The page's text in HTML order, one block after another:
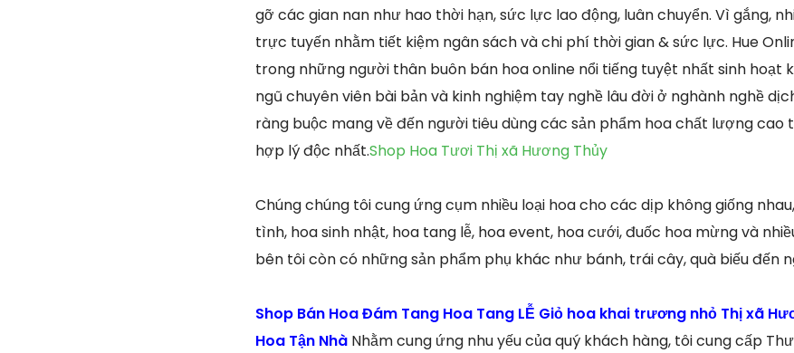
gỡ các gian nan như hao thời hạn, sức lực lao động, luân chuyển. Vì gắng,
trực tuyến nhằm tiết kiệm ngân sách và chi phí thời gian & sức lực. Hue
trong những người thân buôn bán hoa online nổi tiếng tuyệt nhất sinh hoạt
ngũ chuyên viên bài bản và kinh nghiệm tay nghề lâu đời ở nghành nghề
ràng buộc mang về đến người tiêu dùng các sản phẩm hoa chất lượng cao
hợp lý độc nhất.Shop Hoa Tươi Thị xã Hương Thủy
Chúng chúng tôi cung ứng cụm nhiều loại hoa cho các dịp không giống
tình, hoa sinh nhật, hoa tang lễ, hoa event, hoa cưới, đuốc hoa mừng và
bên tôi còn có những sản phẩm phụ khác như bánh, trái cây, quà biếu đến
Shop Bán Hoa Đám Tang Hoa Tang LỄ Giỏ hoa khai trương nhỏ Thị xã
Hoa Tận Nhà Nhằm cung ứng nhu yếu của quý khách hàng, tôi cung cấp